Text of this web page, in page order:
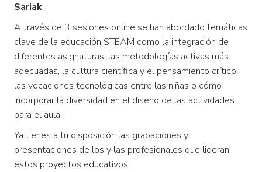
Sariak.
A través de 3 sesiones online se han abordado temáticas
clave de la educación STEAM como la integración de
diferentes asignaturas, las metodologías activas más
adecuadas, la cultura científica y el pensamiento crítico,
las vocaciones tecnológicas entre las niñas o cómo
incorporar la diversidad en el diseño de las actividades
para el aula.
Ya tienes a tu disposición las grabaciones y
presentaciones de los y las profesionales que lideran
estos proyectos educativos.